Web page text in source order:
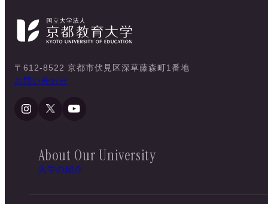
〒612-8522 京都市伏見区深草藤森町1番地
お問い合わせ
About Our University
大学の紹介